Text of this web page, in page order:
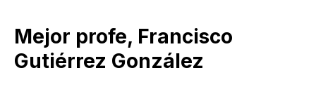
Mejor profe, Francisco
Gutiérrez González